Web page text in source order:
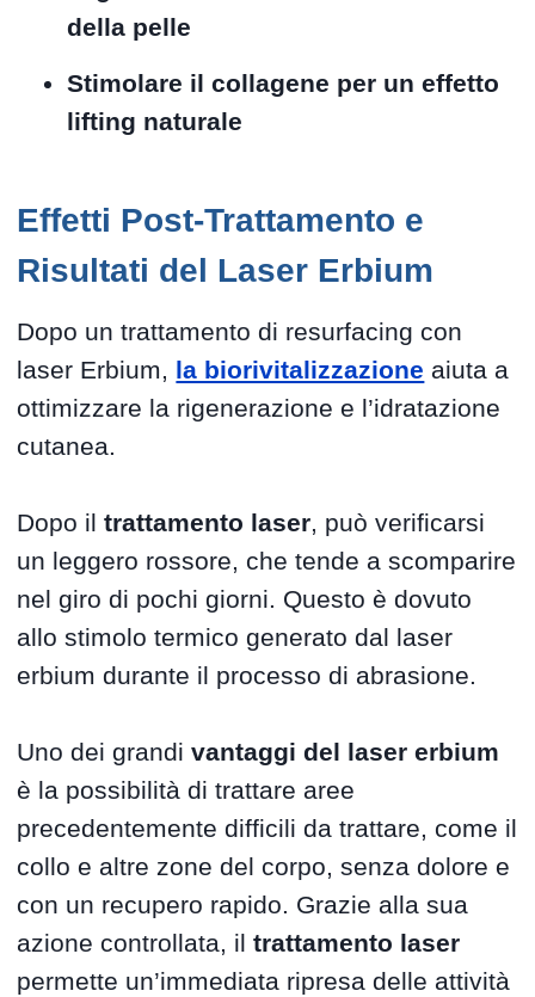
della pelle
Stimolare il collagene per un effetto
lifting naturale
Effetti Post-Trattamento e
Risultati del Laser Erbium
Dopo un trattamento di resurfacing con
laser Erbium, la biorivitalizzazione aiuta a
ottimizzare la rigenerazione e l’idratazione
cutanea.
Dopo iltrattamento laser, può verificarsi
un leggero rossore, che tende a scomparire
nel giro di pochi giorni. Questo è dovuto
allo stimolo termico generato dal laser
erbium durante il processo di abrasione.
Uno dei grandivantaggi del laser erbium
è la possibilità di trattare aree
precedentemente difficili da trattare, come il
collo e altre zone del corpo, senza dolore e
con un recupero rapido. Grazie alla sua
azione controllata, iltrattamento laser
permette un’immediata ripresa delle attività